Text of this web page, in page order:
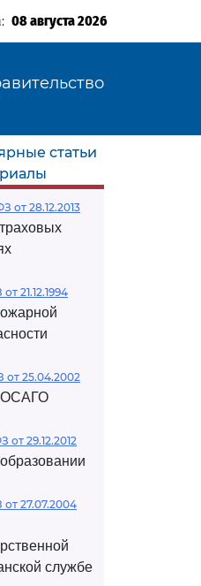
08 августа 2026
статьи
от 28.12.2013
21.12.1994
от 25.04.2002
ОСАГО
от 29.12.2012
27.07.2004
службе